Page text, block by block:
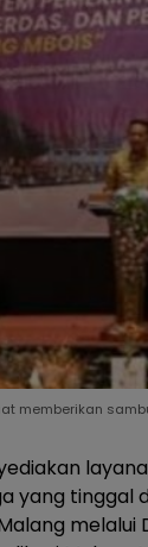
memberikan
yang tinggal
melalui